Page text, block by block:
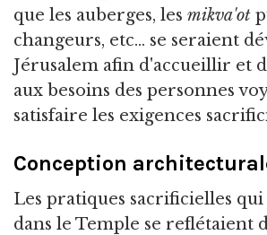
que les auberges, les mikva'ot
changeurs, etc... se seraient
Jérusalem afin d'accueillir et
aux besoins des personnes
satisfaire les exigences
Conception
Les pratiques sacrificielles
dans le Temple se reflétaient